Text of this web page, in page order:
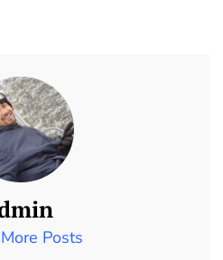
Posts